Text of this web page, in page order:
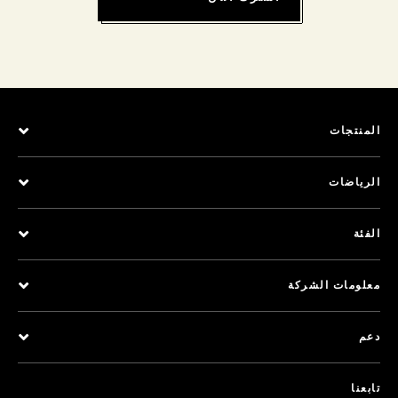
المنتجات
الرياضات
الفئة
معلومات الشركة
دعم
تابعنا